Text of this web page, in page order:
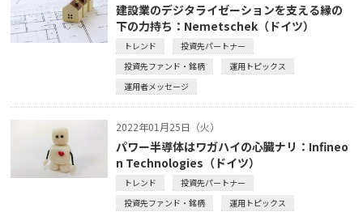
建設業のデジタライゼーションを支える縁の
下の力持ち：Nemetschek（ドイツ）
トレンド
投資先パートナー
投資先ファンド・銘柄
運用トピックス
運用者メッセージ
2022年01月25日（火）
パワー半導体はワガハイの心臓ナリ：Infineo
n Technologies（ドイツ）
トレンド
投資先パートナー
投資先ファンド・銘柄
運用トピックス